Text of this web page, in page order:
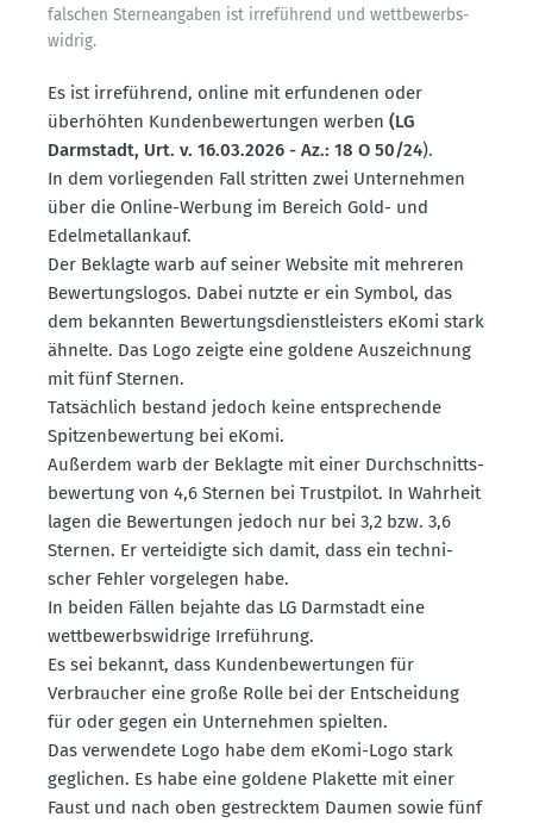
falschen Sterne­an­gaben ist irreführend und wettbe­werbs­
widrig.
Es ist irreführend, online mit erfun­denen oder
überhöhten Kunden­be­wer­tungen werben (LG
Darmstadt, Urt. v. 16.03.2026 - Az.: 18 O 50/24).
In dem vorlie­genden Fall stritten zwei Unter­nehmen
über die Online-Werbung im Bereich Gold- und
Edelme­tal­lankauf.
Der Beklagte warb auf seiner Website mit mehreren
Bewer­tungs­logos. Dabei nutzte er ein Symbol, das
dem bekannten Bewer­tungs­dienst­leisters eKomi stark
ähnelte. Das Logo zeigte eine goldene Auszeichnung
mit fünf Sternen.
Tatsächlich bestand jedoch keine entspre­chende
Spitzen­be­wertung bei eKomi.
Außerdem warb der Beklagte mit einer Durch­schnitts­
be­wertung von 4,6 Sternen bei Trust­pilot. In Wahrheit
lagen die Bewer­tungen jedoch nur bei 3,2 bzw. 3,6
Sternen. Er vertei­digte sich damit, dass ein techni­
scher Fehler vorge­legen habe.
In beiden Fällen bejahte das LG Darmstadt eine
wettbe­werbs­widrige Irreführung.
Es sei bekannt, dass Kunden­be­wer­tungen für
Verbraucher eine große Rolle bei der Entscheidung
für oder gegen ein Unter­nehmen spielten.
Das verwendete Logo habe dem eKomi-Logo stark
geglichen. Es habe eine goldene Plakette mit einer
Faust und nach oben gestrecktem Daumen sowie fünf